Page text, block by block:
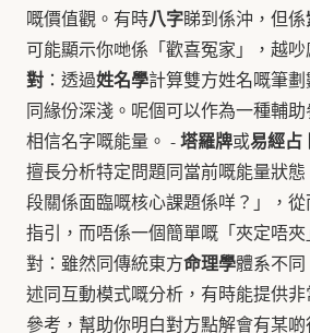
嘅價值觀。有時八字睇到係沖，但係
可能顯示你哋係「歡喜冤家」，越
對 ：透過姓名學計算雙方姓名嘅筆
同緣份深淺。呢個可以作為一種輔
相信名字嘅能量。 -塔羅牌或易經占
擅長分析特定問題同當前嘅能量狀
段關係面臨嘅核心課題係咩？」，
指引，而唔係一個簡單嘅「夾定唔
對：雖然同傳統東方命理學體系不同
述同互動模式嘅分析，有時能提供
參考，幫助你明白對方點解會有某啲